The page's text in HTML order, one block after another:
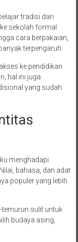
tradisi dari
sekolah formal.
cara berpakaian,
terpengaruh.
ke pendidikan
hal ini juga
yang sudah
menghadapi
bahasa, dan adat
populer yang lebih
temurun sulit untuk
budaya asing,